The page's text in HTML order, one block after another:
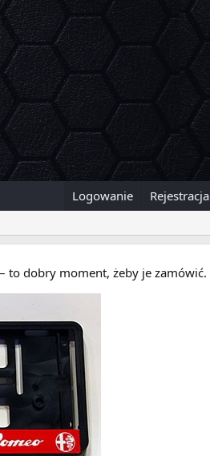
Logowanie Rejestracja
to dobry moment, żeby je zamówić.